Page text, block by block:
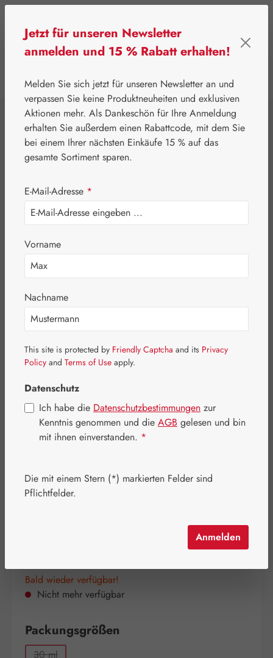
⌂ Leitner Lifecare
Blütenessenzen
Australian Bush Flowers Essences®
Adol Essence
Tropfen
Bildergalerie überspringen
Bald wieder verfügbar!
Nicht mehr verfügbar
Packungsgrößen
30 ml
Jetzt für unseren Newsletter
anmelden und 15 % Rabatt erhalten!
Melden Sie sich jetzt für unseren Newsletter an und
verpassen Sie keine Produktneuheiten und exklusiven
Aktionen mehr. Als Dankeschön für Ihre Anmeldung
erhalten Sie außerdem einen Rabattcode, mit dem Sie
bei einem Ihrer nächsten Einkäufe 15 % auf das
gesamte Sortiment sparen.
E-Mail-Adresse *
Vorname
Nachname
This site is protected by Friendly Captcha and its Privacy
Policy and Terms of Use apply.
Datenschutz
Ich habe die Datenschutzbestimmungen zur
Kenntnis genommen und die AGB gelesen und bin
mit ihnen einverstanden. *
Die mit einem Stern (*) markierten Felder sind
Pflichtfelder.
Anmelden